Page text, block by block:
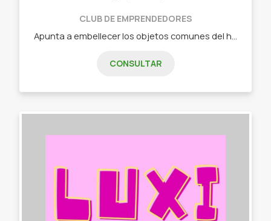
CLUB DE EMPRENDEDORES
CONSULTAR